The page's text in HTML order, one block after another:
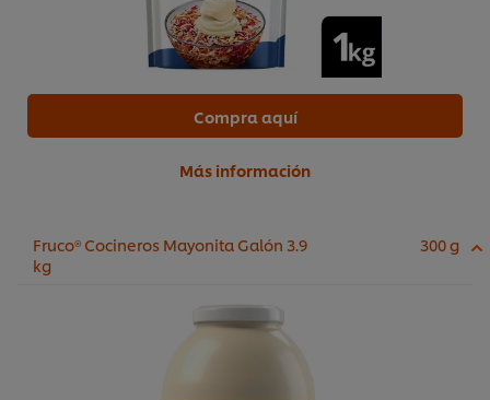
Compra aquí
Más información
Fruco® Cocineros Mayonita Galón 3.9
kg
300 g